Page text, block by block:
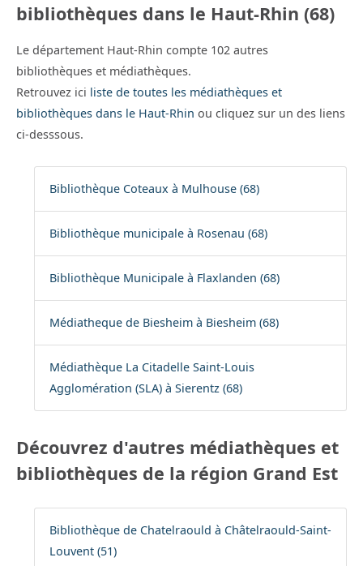
bibliothèques dans le Haut-Rhin (68)
Le département Haut-Rhin compte 102 autres
bibliothèques et médiathèques.
Retrouvez ici liste de toutes les médiathèques et
bibliothèques dans le Haut-Rhin ou cliquez sur un des liens
ci-desssous.
Bibliothèque Coteaux à Mulhouse (68)
Bibliothèque municipale à Rosenau (68)
Bibliothèque Municipale à Flaxlanden (68)
Médiatheque de Biesheim à Biesheim (68)
Médiathèque La Citadelle Saint-Louis
Agglomération (SLA) à Sierentz (68)
Découvrez d'autres médiathèques et
bibliothèques de la région Grand Est
Bibliothèque de Chatelraould à Châtelraould-Saint-
Louvent (51)